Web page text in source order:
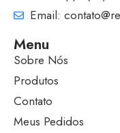
Email:
Menu
Sobre Nós
Produtos
Contato
Meus Pedidos